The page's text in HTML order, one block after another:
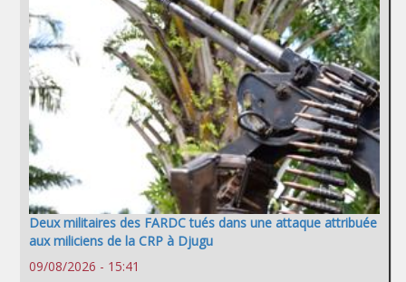
Deux militaires des FARDC tués dans une attaque attribuée
aux miliciens de la CRP à Djugu
09/08/2026 - 15:41